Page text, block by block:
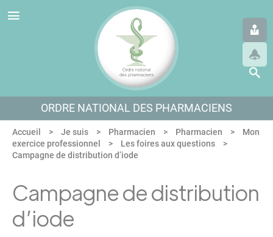
Aller au menu
Aller au contenu
Aller en bas de page
ORDRE NATIONAL DES PHARMACIENS
Accueil Je suis Pharmacien Pharmacien
Mon
exercice professionnel
Les foires aux questions
Campagne de distribution d’iode
Campagne de distribution
d’iode
Panneau de gestion des cookies